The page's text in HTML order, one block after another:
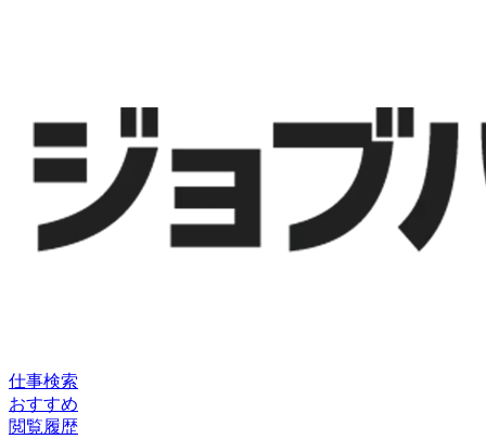
仕事検索
おすすめ
閲覧履歴